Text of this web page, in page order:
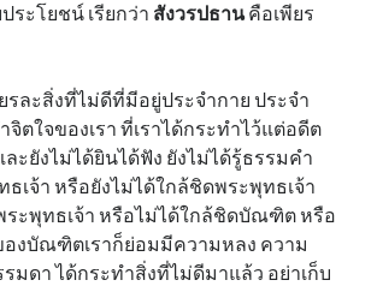
ระโยชน์ เรียกว่า สังวรปธานคือเพียร
รละสิ่งที่ไม่ดีที่มีอยู่ประจำกาย ประจำ
จิตใจของเรา ที่เราได้กระทำไว้แต่อดีต
ละยังไม่ได้ยินได้ฟัง ยังไม่ได้รู้ธรรมคำ
เจ้า หรือยังไม่ได้ใกล้ชิดพระพุทธเจ้า
ะพุทธเจ้า หรือไม่ได้ใกล้ชิดบัณฑิต หรือ
งบัณฑิตเราก็ย่อมมีความหลง ความ
รมดา ได้กระทำสิ่งที่ไม่ดีมาแล้ว อย่าเก็บ